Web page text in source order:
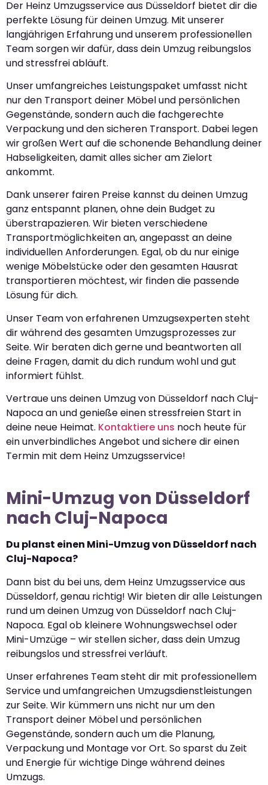
Der Heinz Umzugsservice aus Düsseldorf bietet dir die
perfekte Lösung für deinen Umzug. Mit unserer
langjährigen Erfahrung und unserem professionellen
Team sorgen wir dafür, dass dein Umzug reibungslos
und stressfrei abläuft.
Unser umfangreiches Leistungspaket umfasst nicht
nur den Transport deiner Möbel und persönlichen
Gegenstände, sondern auch die fachgerechte
Verpackung und den sicheren Transport. Dabei legen
wir großen Wert auf die schonende Behandlung deiner
Habseligkeiten, damit alles sicher am Zielort
ankommt.
Dank unserer fairen Preise kannst du deinen Umzug
ganz entspannt planen, ohne dein Budget zu
überstrapazieren. Wir bieten verschiedene
Transportmöglichkeiten an, angepasst an deine
individuellen Anforderungen. Egal, ob du nur einige
wenige Möbelstücke oder den gesamten Hausrat
transportieren möchtest, wir finden die passende
Lösung für dich.
Unser Team von erfahrenen Umzugsexperten steht
dir während des gesamten Umzugsprozesses zur
Seite. Wir beraten dich gerne und beantworten all
deine Fragen, damit du dich rundum wohl und gut
informiert fühlst.
Vertraue uns deinen Umzug von Düsseldorf nach Cluj-
Napoca an und genieße einen stressfreien Start in
deine neue Heimat. Kontaktiere uns noch heute für
ein unverbindliches Angebot und sichere dir einen
Termin mit dem Heinz Umzugsservice!
Mini-Umzug von Düsseldorf
nach Cluj-Napoca
Du planst einen Mini-Umzug von Düsseldorf nach
Cluj-Napoca?
Dann bist du bei uns, dem Heinz Umzugsservice aus
Düsseldorf, genau richtig! Wir bieten dir alle Leistungen
rund um deinen Umzug von Düsseldorf nach Cluj-
Napoca. Egal ob kleinere Wohnungswechsel oder
Mini-Umzüge – wir stellen sicher, dass dein Umzug
reibungslos und stressfrei verläuft.
Unser erfahrenes Team steht dir mit professionellem
Service und umfangreichen Umzugsdienstleistungen
zur Seite. Wir kümmern uns nicht nur um den
Transport deiner Möbel und persönlichen
Gegenstände, sondern auch um die Planung,
Verpackung und Montage vor Ort. So sparst du Zeit
und Energie für wichtige Dinge während deines
Umzugs.